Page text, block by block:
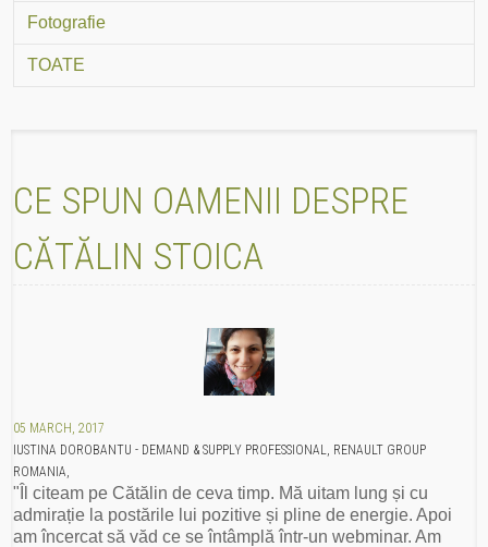
Fotografie
TOATE
CE SPUN OAMENII DESPRE
CĂTĂLIN STOICA
05 MARCH, 2017
IUSTINA DOROBANTU - DEMAND & SUPPLY PROFESSIONAL, RENAULT GROUP
ROMANIA,
"Îl citeam pe Cătălin de ceva timp. Mă uitam lung și cu
admirație la postările lui pozitive și pline de energie. Apoi
am încercat să văd ce se întâmplă într-un webminar. Am